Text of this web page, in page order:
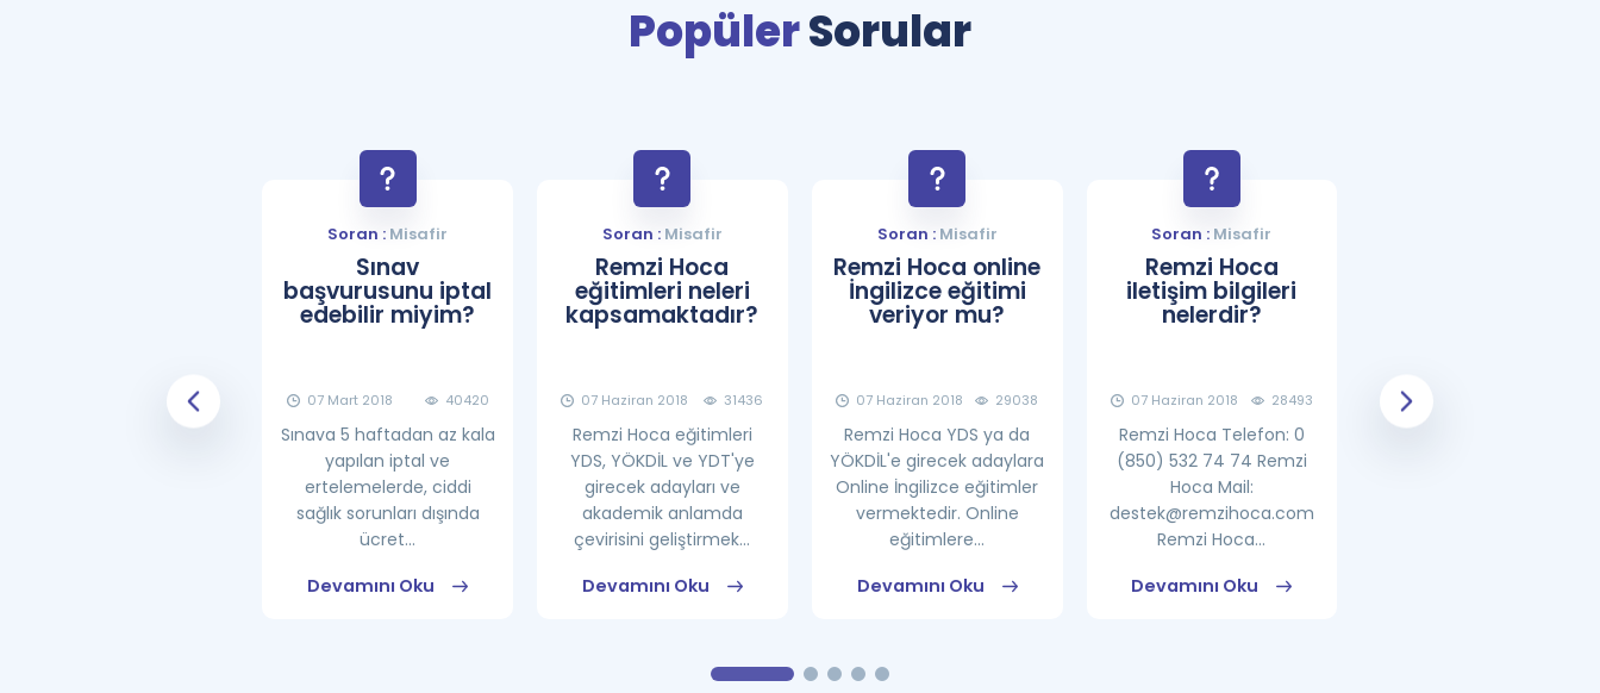
PopülerSorular
25860
Soran : Misafir
Sınav
başvurusunu iptal
edebilir miyim?
07 Mart 2018 40420
Sınava 5 haftadan az kala
yapılan iptal ve
ertelemelerde, ciddi
sağlık sorunları dışında
ücret...
Devamını Oku
Soran :Misafir
Remzi Hoca
eğitimleri neleri
kapsamaktadır?
07 Haziran 2018 31436
Remzi Hoca eğitimleri
YDS, YÖKDİL ve YDT'ye
girecek adayları ve
akademik anlamda
çevirisini geliştirmek...
Devamını Oku
Soran :Misafir
Remzi Hoca online
İngilizce eğitimi
veriyor mu?
07 Haziran 2018 29038
Remzi Hoca YDS ya da
YÖKDİL'e girecek adaylara
Online İngilizce eğitimler
vermektedir. Online
eğitimlere...
Devamını Oku
Soran : Misafir
Remzi Hoca
iletişim bilgileri
nelerdir?
07 Haziran 2018 28493
Remzi Hoca Telefon: 0
(850) 532 74 74 Remzi
Hoca Mail:
destek@remzihoca.com
Remzi Hoca...
Devamını Oku
08 Haziran 2018